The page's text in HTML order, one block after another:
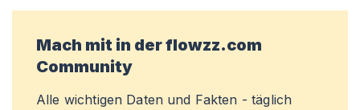
Mach mit in der flowzz.com
Community
Alle wichtigen Daten und Fakten - täglich